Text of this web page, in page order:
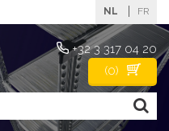
NL FR
+32 3 317 04 20
(0)